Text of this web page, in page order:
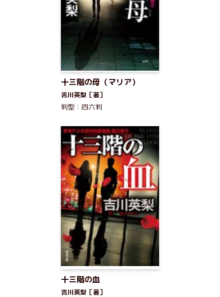
十三階の母（マリア）
吉川英梨［著］
判型：四六判
十三階の血
吉川英梨［著］